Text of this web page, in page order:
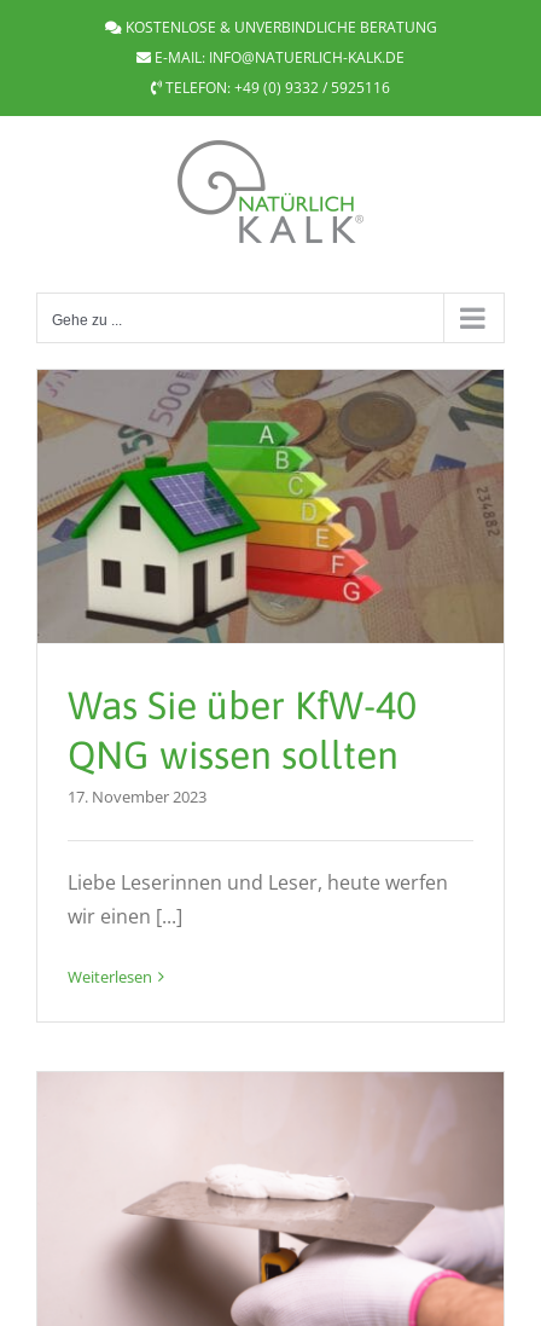
KOSTENLOSE & UNVERBINDLICHE BERATUNG
E-MAIL: INFO@NATUERLICH-KALK.DE
TELEFON:+49 (0) 9332 / 5925116
Gehe zu ...
Was Sie über KfW-40
QNG wissen sollten
17. November 2023
Liebe Leserinnen und Leser, heute werfen
wir einen [...]
Weiterlesen